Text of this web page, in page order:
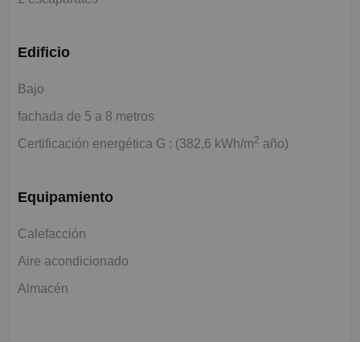
Edificio
Bajo
fachada de 5 a 8 metros
Certificación energética G : (382,6 kWh/m2 año)
Equipamiento
Calefacción
Aire acondicionado
Almacén